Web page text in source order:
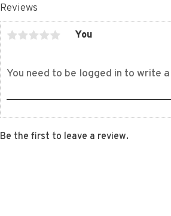
Reviews
You
Be the first to leave a review.